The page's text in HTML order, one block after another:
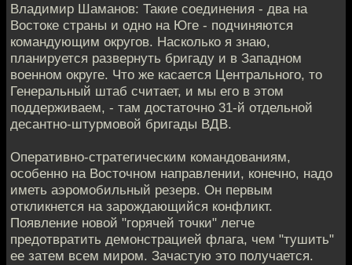
Владимир Шаманов: Такие соединения - два на
Востоке страны и одно на Юге - подчиняются
командующим округов. Насколько я знаю,
планируется развернуть бригаду и в Западном
военном округе. Что же касается Центрального, то
Генеральный штаб считает, и мы его в этом
поддерживаем, - там достаточно 31-й отдельной
десантно-штурмовой бригады ВДВ.
Оперативно-стратегическим командованиям,
особенно на Восточном направлении, конечно, надо
иметь аэромобильный резерв. Он первым
откликнется на зарождающийся конфликт.
Появление новой "горячей точки" легче
предотвратить демонстрацией флага, чем "тушить"
ее затем всем миром. Зачастую это получается.